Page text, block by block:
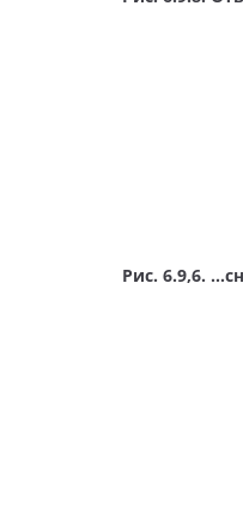
Рис. 6.9,6.